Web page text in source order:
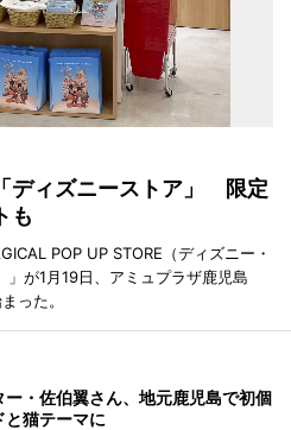
ディズニーストア」 限定
も
POP UP STORE（ディズニー・
が1月19日、アミュプラザ鹿児島
った。
ー・佐伯翼さん、地元鹿児島で初個
猫テーマに